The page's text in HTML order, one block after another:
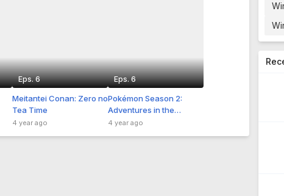
Eps. 6
Meitantei Conan: Zero no
Tea Time
4 year ago
Eps. 6
Pokémon Season 2:
Adventures in the
Orange Islands
4 year ago